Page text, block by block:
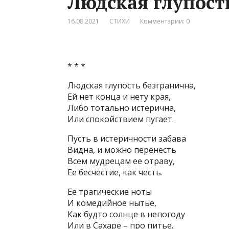
16.08.2021 СТИХИ Комментарии: 0
* * *
Людская глупость безгранична,
Ей нет конца и нету края,
Либо тотально истерична,
Или спокойствием пугает.
Пусть в истеричности забава
Видна, и можно перенесть
Всем мудрецам ее отраву,
Ее бесчестие, как честь.
Ее трагические ноты
И комедийное нытье,
Как будто солнце в непогоду
Или в Сахаре – про питье.